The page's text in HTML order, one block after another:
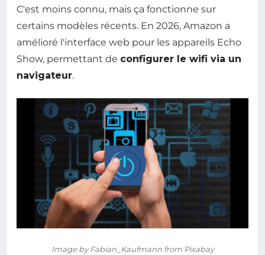
C'est moins connu, mais ça fonctionne sur
certains modèles récents. En 2026, Amazon a
amélioré l'interface web pour les appareils Echo
Show, permettant de configurer le wifi via un
navigateur.
Image by Fabian_Kaufmann from Pixabay